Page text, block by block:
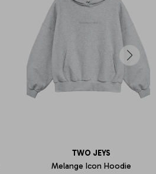
TWO JEYS
Melange Icon Hoodie